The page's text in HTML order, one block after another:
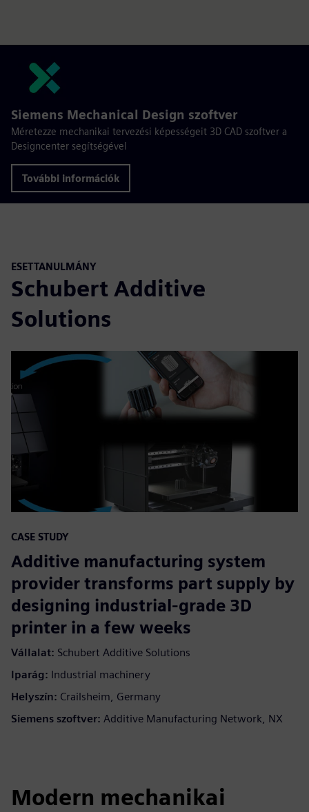
Siemens Mechanical Design szoftver
Méretezze mechanikai tervezési képességeit 3D CAD szoftver a
Designcenter segítségével
További információk
ESETTANULMÁNY
Schubert Additive
Solutions
CASE STUDY
Additive manufacturing system
provider transforms part supply by
designing industrial-grade 3D
printer in a few weeks
Vállalat: Schubert Additive Solutions
Iparág: Industrial machinery
Helyszín: Crailsheim, Germany
Siemens szoftver: Additive Manufacturing Network, NX
Modern mechanikai